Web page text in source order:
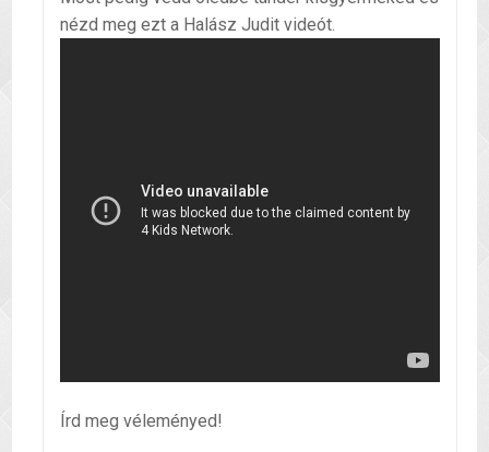
nézd meg ezt a Halász Judit videót.
Írd meg véleményed!